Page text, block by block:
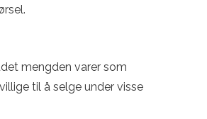
mengden varer som
til å selge under visse